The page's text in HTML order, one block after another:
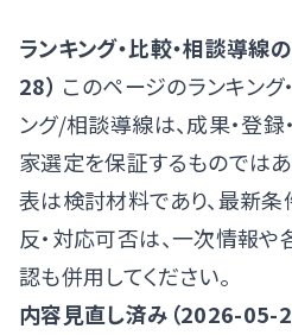
ランキング・比較・相談導
28） このページのランキング
ング/相談導線は、成果・登
家選定を保証するものでは
表は検討材料であり、最新条
反・対応可否は、一次情報
認も併用してください。
内容見直し済み（2026-05-